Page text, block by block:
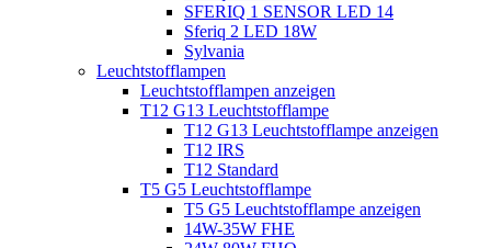
SFERIQ 1 SENSOR LED 14
Sferiq 2 LED 18W
Sylvania
Leuchtstofflampen
Leuchtstofflampen anzeigen
T12 G13 Leuchtstofflampe
T12 G13 Leuchtstofflampe anzeigen
T12 IRS
T12 Standard
T5 G5 Leuchtstofflampe
T5 G5 Leuchtstofflampe anzeigen
14W-35W FHE